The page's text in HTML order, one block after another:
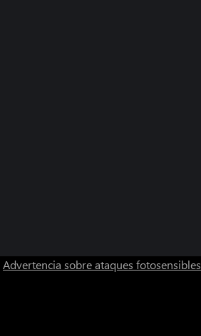
Advertencia sobre ataques fotosensibles